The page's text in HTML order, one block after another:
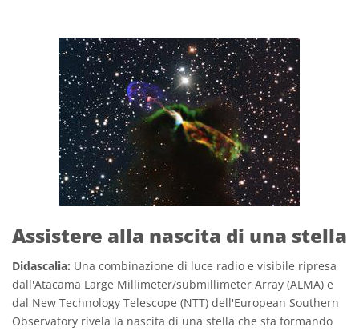
Assistere alla nascita di una stella
Didascalia: Una combinazione di luce radio e visibile ripresa
dall'Atacama Large Millimeter/submillimeter Array (ALMA) e
dal New Technology Telescope (NTT) dell'European Southern
Observatory rivela la nascita di una stella che sta formando